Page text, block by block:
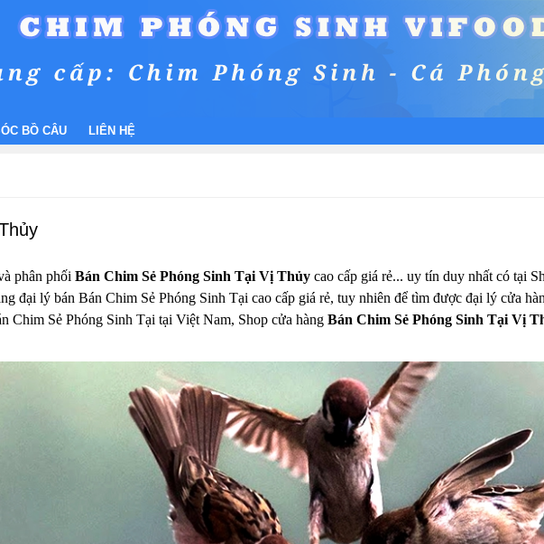
BỒ CÂU LIÊN HỆ
phân phối Bán Chim Sẻ Phóng Sinh Tại Vị Thủy cao cấp giá rẻ... uy tín duy nhất có tại
đại lý bán Bán Chim Sẻ Phóng Sinh Tại cao cấp giá rẻ, tuy nhiên để tìm được đại lý cửa
Chim Sẻ Phóng Sinh Tại tại Việt Nam, Shop cửa hàng Bán Chim Sẻ Phóng Sinh Tại Vị